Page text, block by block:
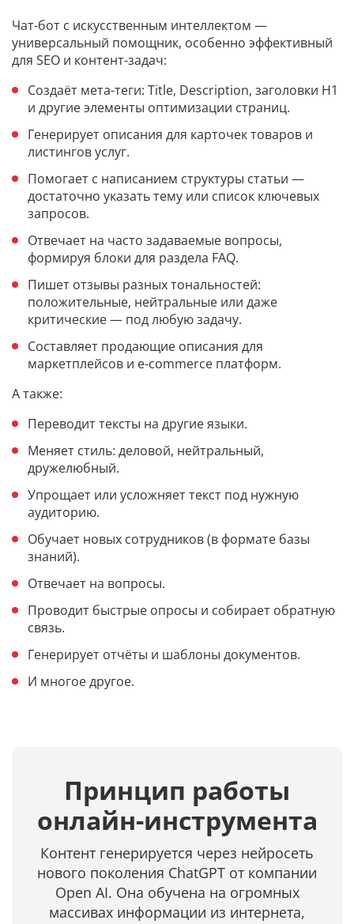
Чат-бот с искусственным интеллектом —
универсальный помощник, особенно эффективный
для SEO и контент-задач:
Создаёт мета-теги: Title, Description, заголовки H1
и другие элементы оптимизации страниц.
Генерирует описания для карточек товаров и
листингов услуг.
Помогает с написанием структуры статьи —
достаточно указать тему или список ключевых
запросов.
Отвечает на часто задаваемые вопросы,
формируя блоки для раздела FAQ.
Пишет отзывы разных тональностей:
положительные, нейтральные или даже
критические — под любую задачу.
Составляет продающие описания для
маркетплейсов и e-commerce платформ.
А также:
Переводит тексты на другие языки.
Меняет стиль: деловой, нейтральный,
дружелюбный.
Упрощает или усложняет текст под нужную
аудиторию.
Обучает новых сотрудников (в формате базы
знаний).
Отвечает на вопросы.
Проводит быстрые опросы и собирает обратную
связь.
Генерирует отчёты и шаблоны документов.
И многое другое.
Принцип работы
онлайн-инструмента
Контент генерируется через нейросеть
нового поколения ChatGPT от компании
Open AI. Она обучена на огромных
массивах информации из интернета,